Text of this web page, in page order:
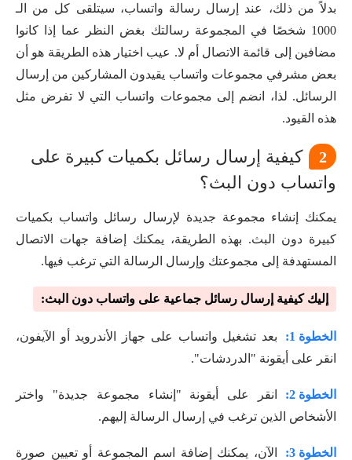
بدلاً من ذلك، عند إرسال رسالة واتساب، سيتلقى كل من الـ
1000 شخصًا في المجموعة رسالتك بغض النظر عما إذا كانوا
مضافين إلى قائمة الاتصال أم لا. عيب اختيار هذه الطريقة هو أن
بعض مشرفي مجموعات واتساب يقيدون المشاركين من إرسال
الرسائل. لذا، انضم إلى مجموعات واتساب التي لا تفرض مثل
هذه القيود.
2
كيفية إرسال رسائل بكميات كبيرة على
واتساب دون البث؟
يمكنك إنشاء مجموعة جديدة لإرسال رسائل واتساب بكميات
كبيرة دون البث. بهذه الطريقة، يمكنك إضافة جهات الاتصال
المستهدفة إلى مجموعتك وإرسال الرسالة التي ترغب فيها.
إليك كيفية إرسال رسائل جماعية على واتساب دون البث:
الخطوة 1:
بعد تشغيل واتساب على جهاز الأندرويد أو الآيفون،
انقر على أيقونة "الدردشات".
الخطوة 2:
انقر على أيقونة "إنشاء مجموعة جديدة" واختر
الأشخاص الذين ترغب في إرسال الرسالة إليهم.
الخطوة 3:
الآن، يمكنك إضافة اسم المجموعة أو تعيين صورة